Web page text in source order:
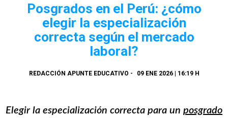
Posgrados en el Perú: ¿cómo
elegir la especialización
correcta según el mercado
laboral?
REDACCIÓN APUNTE EDUCATIVO - 09 ENE 2026 | 16:19 H
Elegir la especialización correcta para un posgrado